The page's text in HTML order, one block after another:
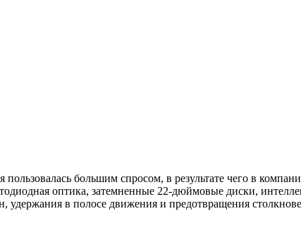
большим спросом, в результате чего в
оптика, затемненные 22-дюймовые диски,
в полосе движения и предотвращения